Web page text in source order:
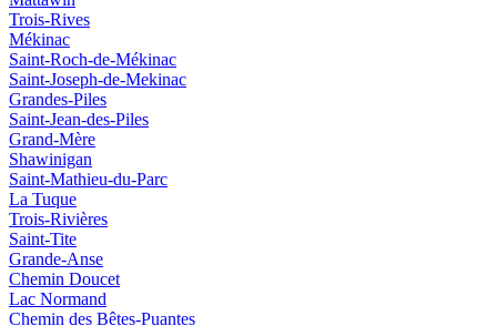
Trois-Rives
Mékinac
Saint-Roch-de-Mékinac
Saint-Joseph-de-Mekinac
Grandes-Piles
Saint-Jean-des-Piles
Grand-Mère
Shawinigan
Saint-Mathieu-du-Parc
La Tuque
Trois-Rivières
Saint-Tite
Grande-Anse
Chemin Doucet
Lac Normand
Chemin des Bêtes-Puantes